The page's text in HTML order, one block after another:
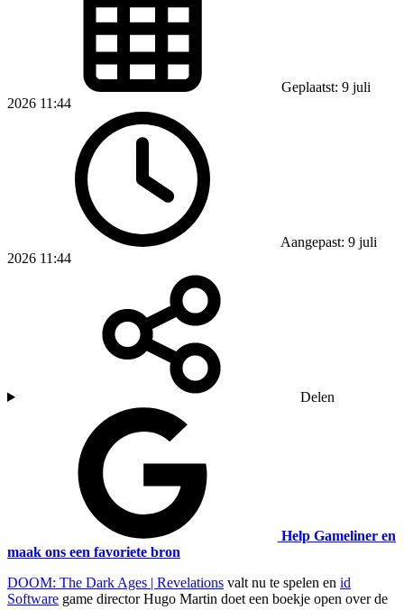
Geplaatst: 9 juli
2026 11:44
Aangepast: 9 juli
2026 11:44
Delen
Help Gameliner en
maak ons een favoriete bron
DOOM: The Dark Ages | Revelations valt nu te spelen en id
Software game director Hugo Martin doet een boekje open over de